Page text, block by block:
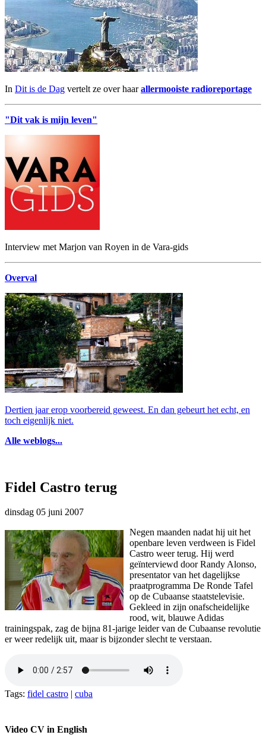
In Dit is de Dag vertelt ze over haarallermooiste radioreportage
"Dit vak is mijn leven"
Interview met Marjon van Royen in de Vara-gids
Overval
Dertien jaar erop voorbereid geweest. En dan gebeurt het echt, en
toch eigenlijk niet.
Alle weblogs...
Fidel Castro terug
dinsdag 05 juni 2007
Negen maanden nadat hij uit het
openbare leven verdween is Fidel
Castro weer terug. Hij werd
geïnterviewd door Randy Alonso,
presentator van het dagelijkse
praatprogramma De Ronde Tafel
op de Cubaanse staatstelevisie.
Gekleed in zijn onafscheidelijke
rood, wit, blauwe Adidas
trainingspak, zag de bijna 81-jarige leider van de Cubaanse revolutie
er weer redelijk uit, maar is bijzonder slecht te verstaan.
Tags: fidel castro | cuba
Video CV in English